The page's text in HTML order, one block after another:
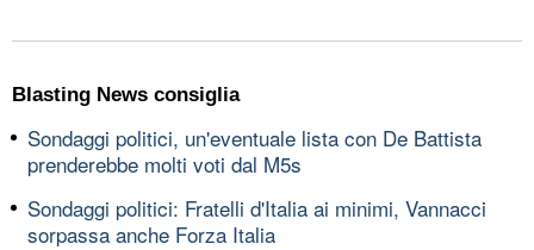
Blasting News consiglia
Sondaggi politici, un'eventuale lista con De Battista
prenderebbe molti voti dal M5s
Sondaggi politici: Fratelli d'Italia ai minimi, Vannacci
sorpassa anche Forza Italia